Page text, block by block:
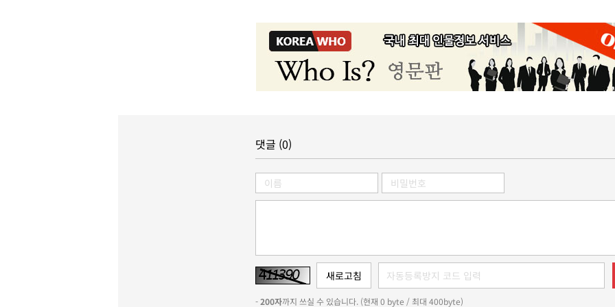
댓글 (0)
-200자까지 쓰실 수 있습니다. (현재 0 byte / 최대 400byte)